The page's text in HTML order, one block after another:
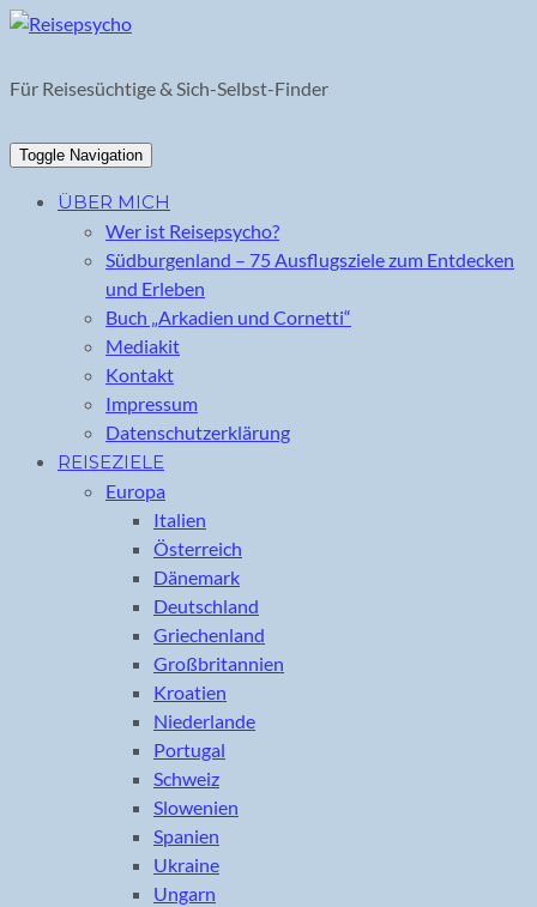
Skip
content
Für Reisesüchtige & Sich-Selbst-Finder
Toggle Navigation
ÜBER MICH
Wer ist Reisepsycho?
Südburgenland – 75 Ausflugsziele zum Entdecken
und Erleben
Buch „Arkadien und Cornetti“
Mediakit
Kontakt
Impressum
Datenschutzerklärung
REISEZIELE
Europa
Italien
Österreich
Dänemark
Deutschland
Griechenland
Großbritannien
Kroatien
Niederlande
Portugal
Schweiz
Slowenien
Spanien
Ukraine
Ungarn